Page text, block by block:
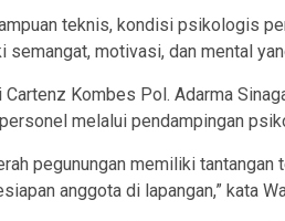
teknis, kondisi psikologis
motivasi, dan mental
Kombes Pol. Adarma
melalui pendampingan
pegunungan memiliki
anggota di lapangan,” kata